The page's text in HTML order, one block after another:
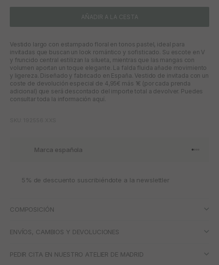
AÑADIR A LA CESTA
Vestido largo con estampado floral en tonos pastel, ideal para
invitadas que buscan un look romántico y sofisticado. Su escote en V
y fruncido central estilizan la silueta, mientras que las mangas con
volumen aportan un toque elegante. La falda fluida añade movimiento
y ligereza. Diseñado y fabricado en España. Vestido de invitada con un
coste de devolución especial de 4,95€ más 1€ (por cada prenda
adicional) que será descontado del importe total a devolver. Puedes
consultar toda la información aquí.
Marca española Ir al
Ir al
5% de descuento suscribiéndote a la newslettler
COMPOSICIÓN
ENVÍOS, CAMBIOS Y DEVOLUCIONES
PEDIR CITA EN NUESTRO ATELIER DE MADRID